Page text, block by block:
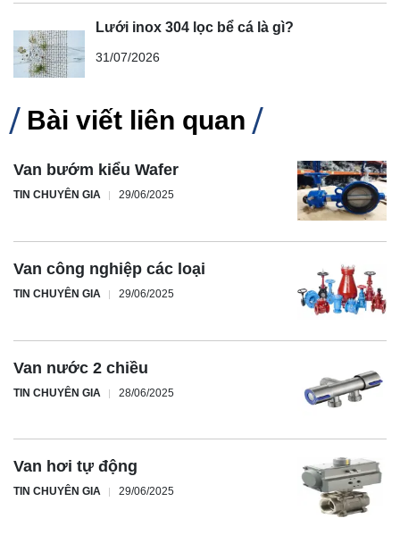
Lưới inox 304 lọc bể cá là gì?
31/07/2026
Bài viết liên quan
Van bướm kiểu Wafer
TIN CHUYÊN GIA 29/06/2025
Van công nghiệp các loại
TIN CHUYÊN GIA 29/06/2025
Van nước 2 chiều
TIN CHUYÊN GIA 28/06/2025
Van hơi tự động
TIN CHUYÊN GIA 29/06/2025